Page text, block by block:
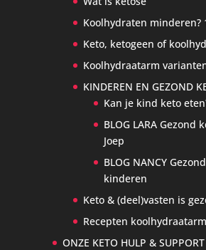
Koolhydraten minderen?
Keto, ketogeen of
Koolhydraatarm
KINDEREN EN GEZOND
Kan je kind keto
BLOG LARA Gezond
Joep
BLOG NANCY
kinderen
Keto & (deel)vasten is
Recepten
ONZE KETO HULP & SUPPORT